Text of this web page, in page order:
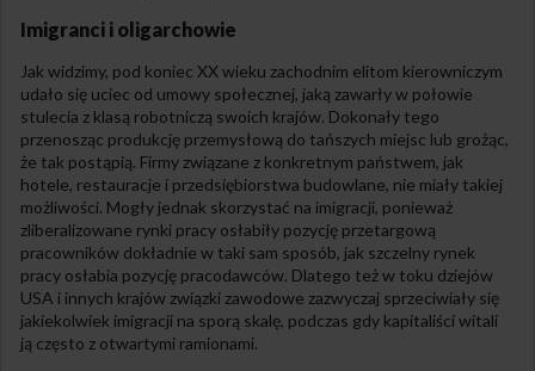
Imigranci i oligarchowie
Jak widzimy, pod koniec XX wieku zachodnim elitom kierowniczym
udało się uciec od umowy społecznej, jaką zawarły w połowie
stulecia z klasą robotniczą swoich krajów. Dokonały tego
przenosząc produkcję przemysłową do tańszych miejsc lub grożąc,
że tak postąpią. Firmy związane z konkretnym państwem, jak
hotele, restauracje i przedsiębiorstwa budowlane, nie miały takiej
możliwości. Mogły jednak skorzystać na imigracji, ponieważ
zliberalizowane rynki pracy osłabiły pozycję przetargową
pracowników dokładnie w taki sam sposób, jak szczelny rynek
pracy osłabia pozycję pracodawców. Dlatego też w toku dziejów
USA i innych krajów związki zawodowe zazwyczaj sprzeciwiały się
jakiekolwiek imigracji na sporą skalę, podczas gdy kapitaliści witali
ją często z otwartymi ramionami.